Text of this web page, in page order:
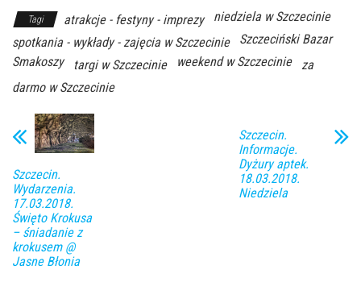
Tagi atrakcje - festyny - imprezy
niedziela w Szczecinie
spotkania - wykłady - zajęcia w Szczecinie
Szczeciński Bazar
Smakoszy
targi w Szczecinie weekend w Szczecinie
za
darmo w Szczecinie
Szczecin.
Wydarzenia.
17.03.2018.
Święto Krokusa
– śniadanie z
krokusem @
Jasne Błonia
Szczecin.
Informacje.
Dyżury aptek.
18.03.2018.
Niedziela